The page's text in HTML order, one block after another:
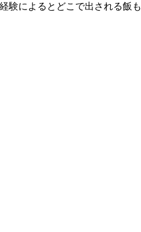
験によるとどこで出される飯も